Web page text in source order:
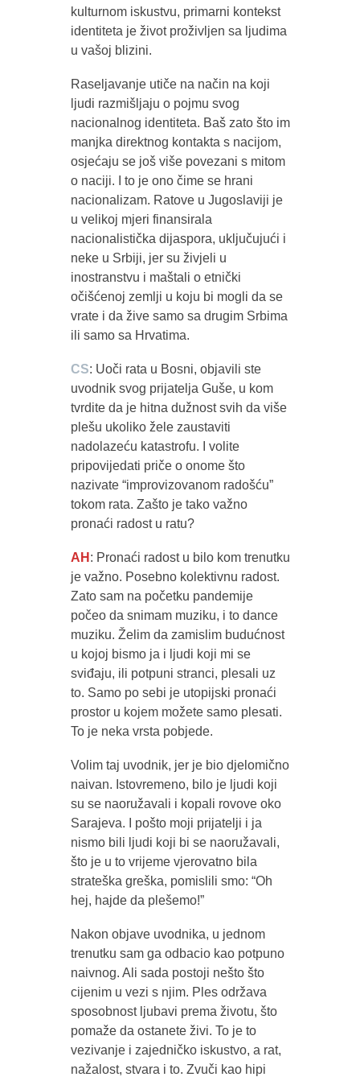
kulturnom iskustvu, primarni kontekst
identiteta je život proživljen sa ljudima
u vašoj blizini.
Raseljavanje utiče na način na koji
ljudi razmišljaju o pojmu svog
nacionalnog identiteta. Baš zato što im
manjka direktnog kontakta s nacijom,
osjećaju se još više povezani s mitom
o naciji. I to je ono čime se hrani
nacionalizam. Ratove u Jugoslaviji je
u velikoj mjeri finansirala
nacionalistička dijaspora, uključujući i
neke u Srbiji, jer su živjeli u
inostranstvu i maštali o etnički
očišćenoj zemlji u koju bi mogli da se
vrate i da žive samo sa drugim Srbima
ili samo sa Hrvatima.
CS: Uoči rata u Bosni, objavili ste
uvodnik svog prijatelja Guše, u kom
tvrdite da je hitna dužnost svih da više
plešu ukoliko žele zaustaviti
nadolazeću katastrofu. I volite
pripovijedati priče o onome što
nazivate “improvizovanom radošću”
tokom rata. Zašto je tako važno
pronaći radost u ratu?
AH : Pronaći radost u bilo kom trenutku
je važno. Posebno kolektivnu radost.
Zato sam na početku pandemije
počeo da snimam muziku, i to dance
muziku. Želim da zamislim budućnost
u kojoj bismo ja i ljudi koji mi se
sviđaju, ili potpuni stranci, plesali uz
to. Samo po sebi je utopijski pronaći
prostor u kojem možete samo plesati.
To je neka vrsta pobjede.
Volim taj uvodnik, jer je bio djelomično
naivan. Istovremeno, bilo je ljudi koji
su se naoružavali i kopali rovove oko
Sarajeva. I pošto moji prijatelji i ja
nismo bili ljudi koji bi se naoružavali,
što je u to vrijeme vjerovatno bila
strateška greška, pomislili smo: “Oh
hej, hajde da plešemo!”
Nakon objave uvodnika, u jednom
trenutku sam ga odbacio kao potpuno
naivnog. Ali sada postoji nešto što
cijenim u vezi s njim. Ples održava
sposobnost ljubavi prema životu, što
pomaže da ostanete živi. To je to
vezivanje i zajedničko iskustvo, a rat,
nažalost, stvara i to. Zvuči kao hipi